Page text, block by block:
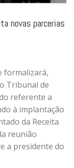
novas parcerias
formalizará,
Tribunal de
referente a
à implantação
da Receita
reunião
a presidente do